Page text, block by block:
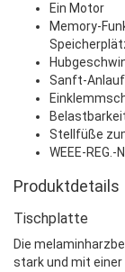
Ein Motor
Memory-
Sanft-
Stellfüße
WEEE-REG.-
Produktdetails
Tischplatte
Die
stark und mit